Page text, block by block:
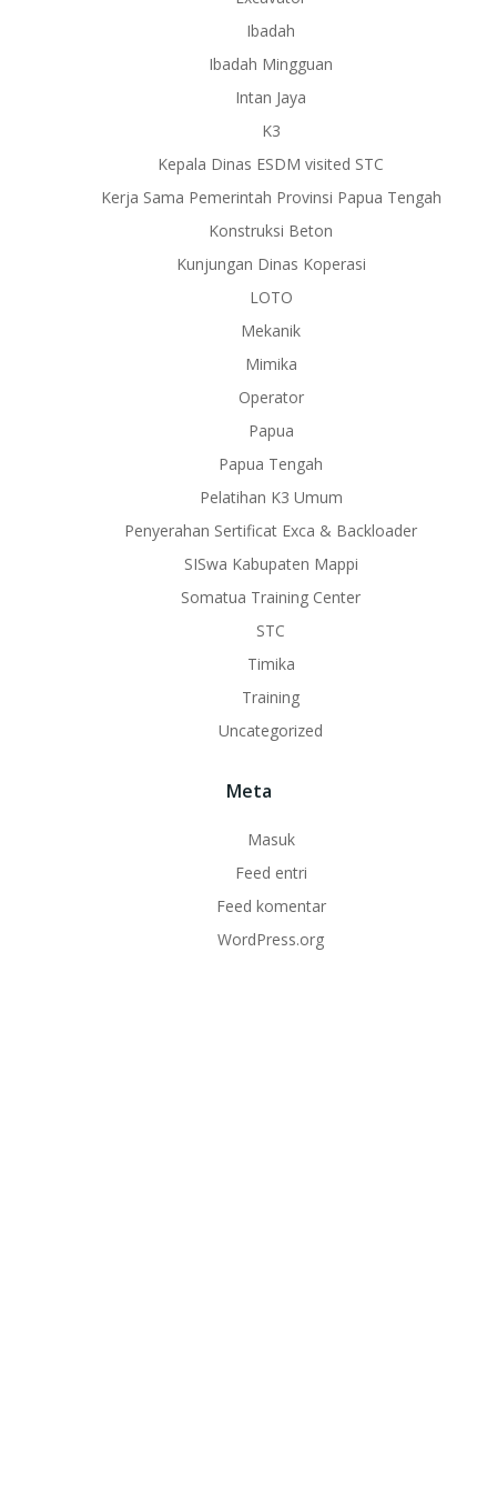
Ibadah
Ibadah Mingguan
Intan Jaya
K3
Kepala Dinas ESDM visited STC
Kerja Sama Pemerintah Provinsi Papua Tengah
Konstruksi Beton
Kunjungan Dinas Koperasi
LOTO
Mekanik
Mimika
Operator
Papua
Papua Tengah
Pelatihan K3 Umum
Penyerahan Sertificat Exca & Backloader
SISwa Kabupaten Mappi
Somatua Training Center
STC
Timika
Training
Uncategorized
Meta
Masuk
Feed entri
Feed komentar
WordPress.org